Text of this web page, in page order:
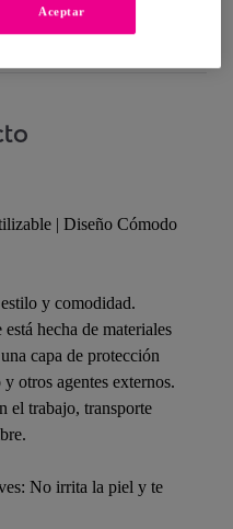
| Diseño Cómodo
y comodidad.
hecha de materiales
capa de protección
otros agentes externos.
el trabajo, transporte
No irrita la piel y te
Aceptar